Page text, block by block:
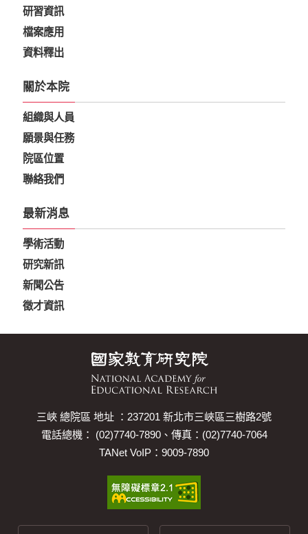
研習資訊
檔案應用
資料釋出
關於本院
組織與人員
願景與任務
院區位置
聯絡我們
最新消息
學術活動
研究新訊
新聞公告
徵才資訊
三峽 總院區 地址 ：237201 新北市三峽區三樹路2號
電話總機： (02)7740-7890、傳真：(02)7740-7064
TANet VoIP：9009-7890